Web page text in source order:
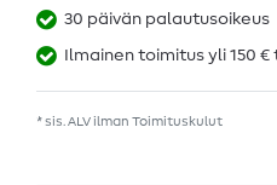
30 päivän palautusoikeus
Ilmainen toimitus yli 150
* sis. ALV ilman Toimituskulut